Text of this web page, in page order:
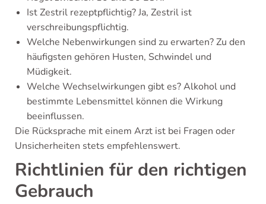
Ist Zestril rezeptpflichtig? Ja, Zestril ist
verschreibungspflichtig.
Welche Nebenwirkungen sind zu erwarten? Zu den
häufigsten gehören Husten, Schwindel und
Müdigkeit.
Welche Wechselwirkungen gibt es? Alkohol und
bestimmte Lebensmittel können die Wirkung
beeinflussen.
Die Rücksprache mit einem Arzt ist bei Fragen oder
Unsicherheiten stets empfehlenswert.
Richtlinien für den richtigen
Gebrauch